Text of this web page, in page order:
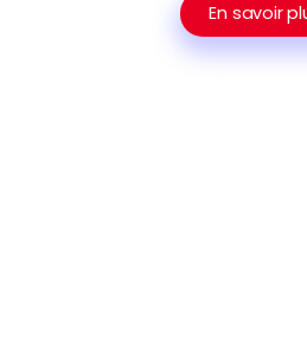
En savoir